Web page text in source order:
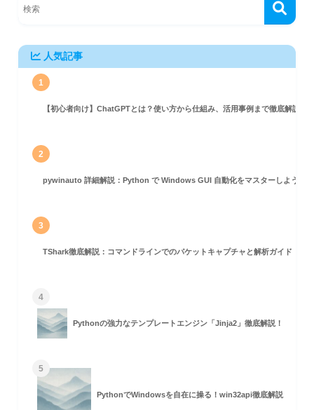
人気記事
1
【初心者向け】ChatGPTとは？使い方から仕組み、活用事例まで徹底解説
2
pywinauto 詳細解説：Python で Windows GUI 自動化をマスターしよう！
3
TShark徹底解説：コマンドラインでのパケットキャプチャと解析ガイド
4
Pythonの強力なテンプレートエンジン「Jinja2」徹底解説！
5
PythonでWindowsを自在に操る！win32api徹底解説